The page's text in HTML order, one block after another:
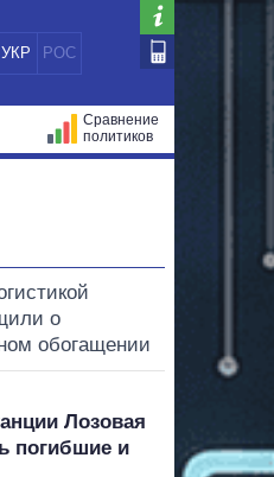
УКР РОС
Сравнение
политиков
о
обогащении
Лозовая
погибшие и